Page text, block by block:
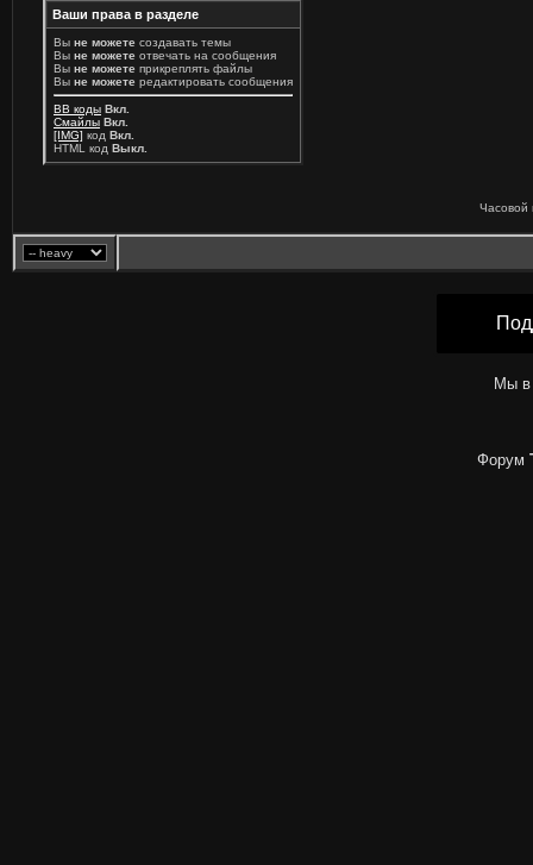
Ваши права в разделе
Вы не можете создавать темы
Вы не можете отвечать на сообщения
Вы не можете прикреплять файлы
Вы не можете редактировать сообщения
BB коды Вкл.
Смайлы Вкл.
[IMG] код Вкл.
HTML код Выкл.
Часовой
Мы в
Форум